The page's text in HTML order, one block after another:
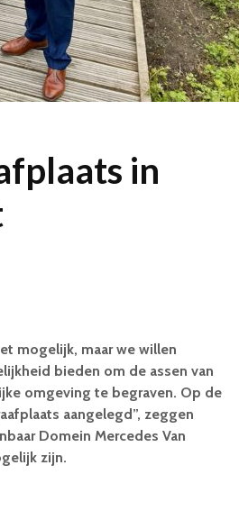
in
mogelijk, maar we willen
bieden om de assen van
omgeving te begraven. Op de
aangelegd”, zeggen
Domein Mercedes Van
zijn.